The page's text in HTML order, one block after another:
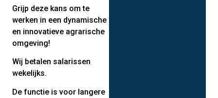
Grijp deze kans om te
werken in een dynamische
en innovatieve agrarische
omgeving!
Wij betalen salarissen
wekelijks.
De functie is voor langere